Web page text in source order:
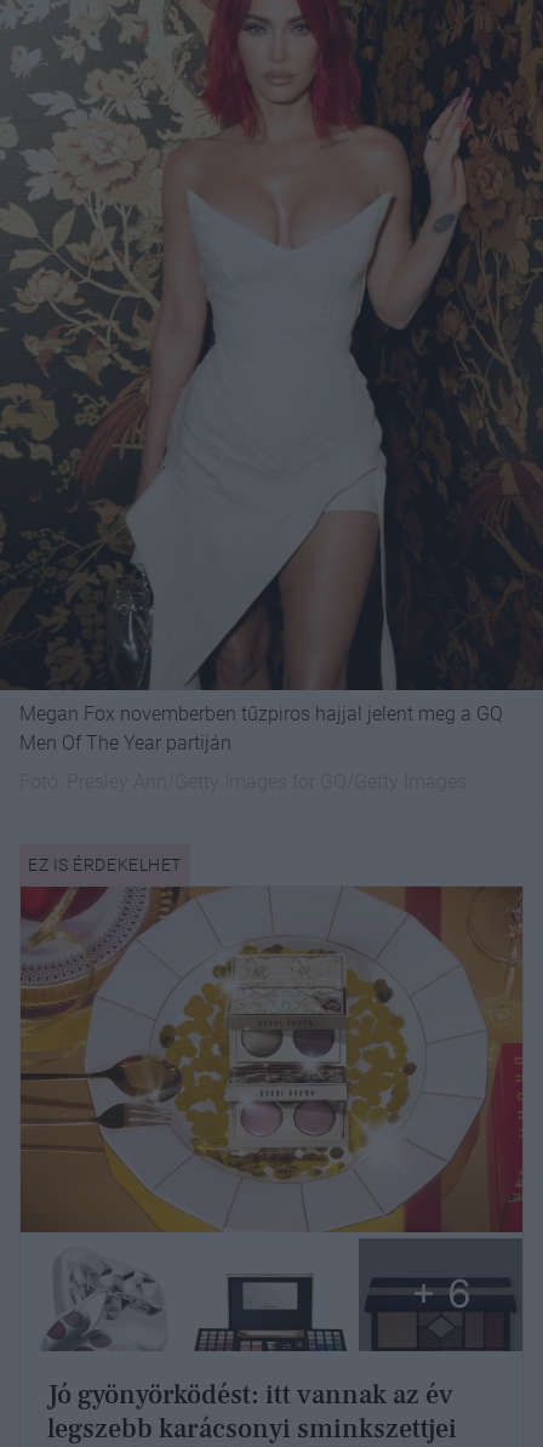
Megan Fox novemberben tűzpiros hajjal jelent meg a GQ
Men Of The Year partiján
Jó gyönyörködést: itt vannak az év
legszebb karácsonyi sminkszettjei
+ 6